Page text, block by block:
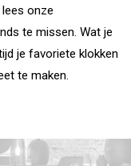
onze
te missen. Wat je
je favoriete klokken
te maken.